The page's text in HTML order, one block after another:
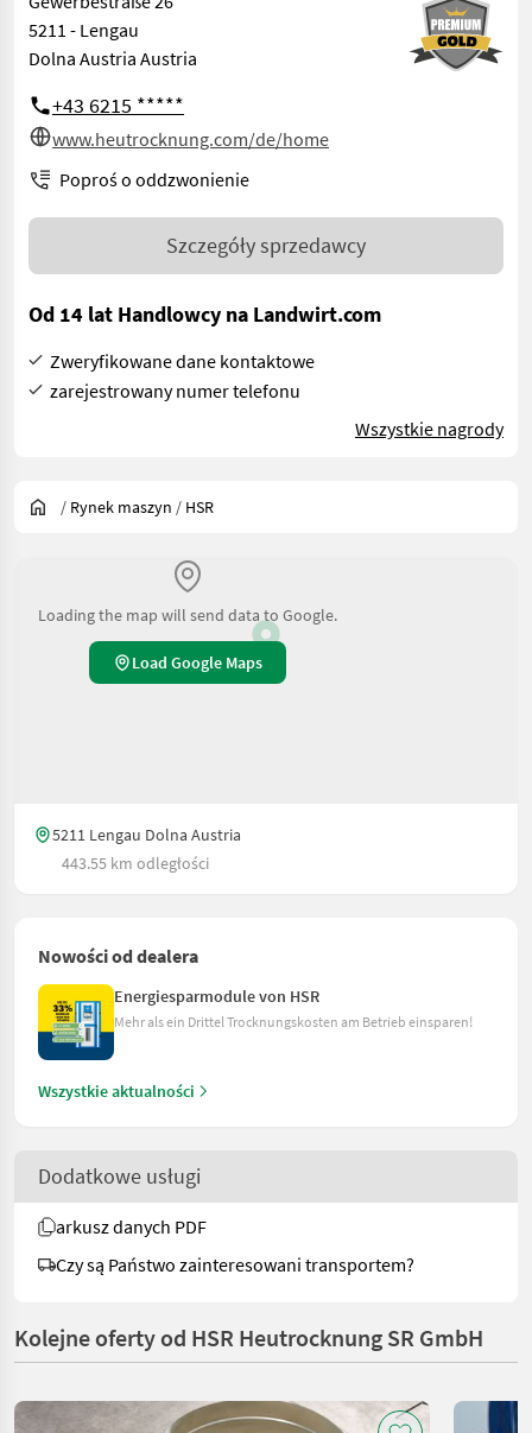
5211 - Lengau
Dolna Austria Austria
+43 6215 *****
www.heutrocknung.com/de/home
Poproś o oddzwonienie
Szczegóły sprzedawcy
Od 14 lat Handlowcy na Landwirt.com
Zweryfikowane dane kontaktowe
zarejestrowany numer telefonu
Wszystkie nagrody
/ Rynek maszyn / HSR
Loading the map will send data to Google.
Load Google Maps
5211 Lengau Dolna Austria
443.55 km odległości
Nowości od dealera
Energiesparmodule von HSR
Mehr als ein Drittel Trocknungskosten am Betrieb einsparen!
Wszystkie aktualności
Dodatkowe usługi
arkusz danych PDF
Czy są Państwo zainteresowani transportem?
Kolejne oferty od HSR Heutrocknung SR GmbH